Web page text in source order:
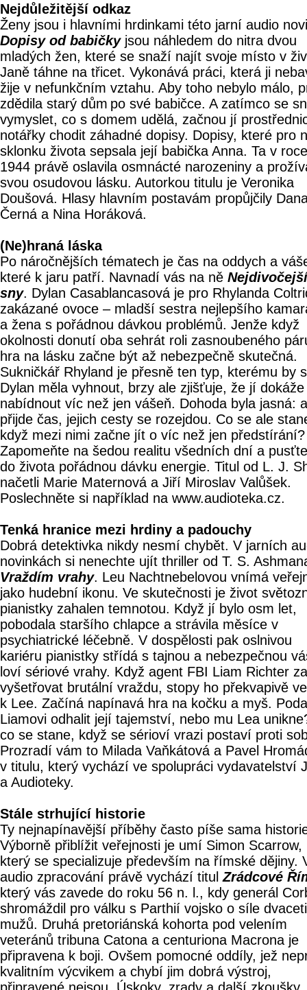
Nejdůležitější odkaz
Ženy jsou i hlavními hrdinkami této jarní audio
Dopisy od babičkyjsou náhledem do nitra dvou
mladých žen, které se snaží najít svoje místo v
Janě táhne na třicet. Vykonává práci, která ji
žije v nefunkčním vztahu. Aby toho nebylo málo,
zdědila starý dům po své babičce. A zatímco se
vymyslet, co s domem udělá, začnou jí
notářky chodit záhadné dopisy. Dopisy, které pro
sklonku života sepsala její babička Anna. Ta v roce
1944 právě oslavila osmnácté narozeniny a
svou osudovou lásku. Autorkou titulu je Veronika
Doušová. Hlasy hlavním postavám propůjčily
Černá a Nina Horáková.
(Ne)hraná láska
Po náročnějších tématech je čas na oddych a
které k jaru patří. Navnadí vás na ně Nejdivočejší
sny. Dylan Casablancasová je pro Rhylanda
zakázané ovoce – mladší sestra nejlepšího
a žena s pořádnou dávkou problémů. Jenže když
okolnosti donutí oba sehrát roli zasnoubeného
hra na lásku začne být až nebezpečně skutečná.
Sukničkář Rhyland je přesně ten typ, kterému by
Dylan měla vyhnout, brzy ale zjišťuje, že jí dokáže
nabídnout víc než jen vášeň. Dohoda byla jasná:
přijde čas, jejich cesty se rozejdou. Co se ale
když mezi nimi začne jít o víc než jen předstírání?
Zapomeňte na šedou realitu všedních dní a
do života pořádnou dávku energie. Titul od L. J.
načetli Marie Maternová a Jiří Miroslav Valůšek.
Poslechněte si například na www.audioteka.cz.
Tenká hranice mezi hrdiny a padouchy
Dobrá detektivka nikdy nesmí chybět. V jarních
novinkách si nenechte ujít thriller od T. S.
Vraždím vrahy. Leu Nachtnebelovou vnímá
jako hudební ikonu. Ve skutečnosti je život
pianistky zahalen temnotou. Když jí bylo osm let,
pobodala staršího chlapce a strávila měsíce v
psychiatrické léčebně. V dospělosti pak oslnivou
kariéru pianistky střídá s tajnou a nebezpečnou
loví sériové vrahy. Když agent FBI Liam Richter
vyšetřovat brutální vraždu, stopy ho překvapivě
k Lee. Začíná napínavá hra na kočku a myš.
Liamovi odhalit její tajemství, nebo mu Lea
co se stane, když se sérioví vrazi postaví proti
Prozradí vám to Milada Vaňkátová a Pavel
v titulu, který vychází ve spolupráci vydavatelství
a Audioteky.
Stále strhující historie
Ty nejnapínavější příběhy často píše sama
Výborně přiblížit veřejnosti je umí Simon Scarrow,
který se specializuje především na římské dějiny.
audio zpracování právě vychází titulZrádcové
který vás zavede do roku 56 n. l., kdy generál
shromáždil pro válku s Parthií vojsko o síle
mužů. Druhá pretoriánská kohorta pod velením
veteránů tribuna Catona a centuriona Macrona je
připravena k boji. Ovšem pomocné oddíly, jež
kvalitním výcvikem a chybí jim dobrá výstroj,
připravené nejsou. Úskoky, zrady a další zkoušky